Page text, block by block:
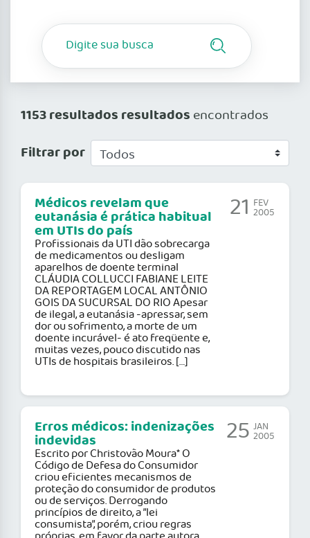
1153 resultados resultados encontrados
Filtrar por
Médicos revelam que
eutanásia é prática habitual
em UTIs do país
Profissionais da UTI dão sobrecarga
de medicamentos ou desligam
aparelhos de doente terminal
CLÁUDIA COLLUCCI FABIANE LEITE
DA REPORTAGEM LOCAL ANTÔNIO
GOIS DA SUCURSAL DO RIO Apesar
de ilegal, a eutanásia -apressar, sem
dor ou sofrimento, a morte de um
doente incurável- é ato freqüente e,
muitas vezes, pouco discutido nas
UTIs de hospitais brasileiros. […]
21 FEV
2005
Erros médicos: indenizações
indevidas
Escrito por Christovão Moura* O
Código de Defesa do Consumidor
criou eficientes mecanismos de
proteção do consumidor de produtos
ou de serviços. Derrogando
princípios de direito, a ”lei
consumista”, porém, criou regras
25 JAN
2005